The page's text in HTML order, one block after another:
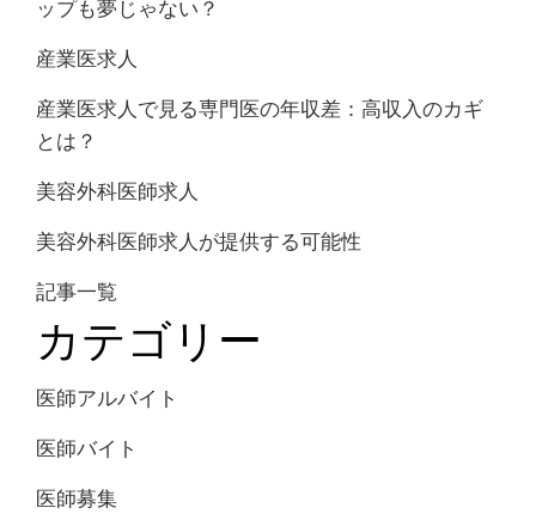
ップも夢じゃない？
産業医求人
産業医求人で見る専門医の年収差：高収入のカギ
とは？
美容外科医師求人
美容外科医師求人が提供する可能性
記事一覧
カテゴリー
医師アルバイト
医師バイト
医師募集